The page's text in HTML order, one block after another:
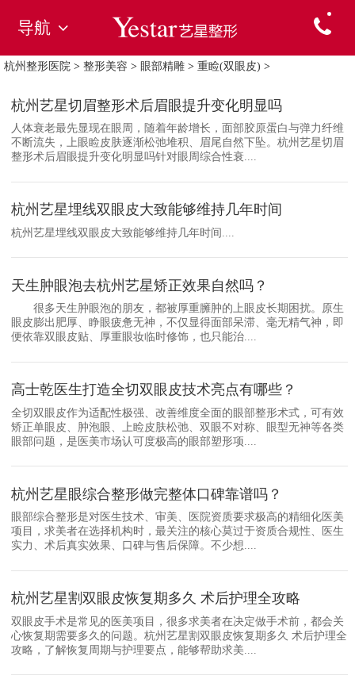
导航
杭州整形医院 > 整形美容 > 眼部精雕 > 重睑(双眼皮) >
杭州艺星切眉整形术后眉眼提升变化明显吗
人体衰老最先显现在眼周，随着年龄增长，面部胶原蛋白与弹力纤维
不断流失，上眼睑皮肤逐渐松弛堆积、眉尾自然下坠。杭州艺星切眉
整形术后眉眼提升变化明显吗针对眼周综合性衰....
杭州艺星埋线双眼皮大致能够维持几年时间
杭州艺星埋线双眼皮大致能够维持几年时间....
天生肿眼泡去杭州艺星矫正效果自然吗？
很多天生肿眼泡的朋友，都被厚重臃肿的上眼皮长期困扰。原生
眼皮膨出肥厚、睁眼疲惫无神，不仅显得面部呆滞、毫无精气神，即
便依靠双眼皮贴、厚重眼妆临时修饰，也只能治....
高士乾医生打造全切双眼皮技术亮点有哪些？
全切双眼皮作为适配性极强、改善维度全面的眼部整形术式，可有效
矫正单眼皮、肿泡眼、上睑皮肤松弛、双眼不对称、眼型无神等各类
眼部问题，是医美市场认可度极高的眼部塑形项....
杭州艺星眼综合整形做完整体口碑靠谱吗？
眼部综合整形是对医生技术、审美、医院资质要求极高的精细化医美
项目，求美者在选择机构时，最关注的核心莫过于资质合规性、医生
实力、术后真实效果、口碑与售后保障。不少想....
杭州艺星割双眼皮恢复期多久 术后护理全攻略
双眼皮手术是常见的医美项目，很多求美者在决定做手术前，都会关
心恢复期需要多久的问题。杭州艺星割双眼皮恢复期多久 术后护理全
攻略，了解恢复周期与护理要点，能够帮助求美....